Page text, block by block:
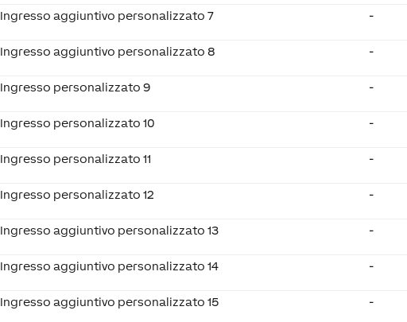
Ingresso aggiuntivo personalizzato 7 -
Ingresso aggiuntivo personalizzato 8 -
Ingresso personalizzato 9 -
Ingresso personalizzato 10 -
Ingresso personalizzato 11 -
Ingresso personalizzato 12 -
Ingresso aggiuntivo personalizzato 13 -
Ingresso aggiuntivo personalizzato 14 -
Ingresso aggiuntivo personalizzato 15 -